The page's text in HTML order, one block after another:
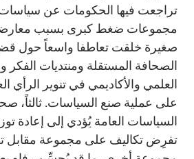
تراجعت فيها الحكومات عن
مجموعات ضغط كبرى بسبب
صغيرة خلقت تعاطفا واسعاً حول
الصحافة المستقلة ومنتديات
العلمي والأكاديمي في تنوير الرأي
على عملية صنع السياسات. ثالثاً،
السياسات العامة يُؤدي إلى إعادة
تفرِض تكاليف على مجموعة مقابل